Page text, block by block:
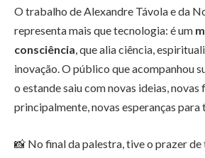
O trabalho de Alexandre Távola e da
representa mais que tecnologia: é um
consciência, que alia ciência,
inovação. O público que acompanhou
o estande saiu com novas ideias, novas
principalmente, novas esperanças
📸 No final da palestra, tive o prazer